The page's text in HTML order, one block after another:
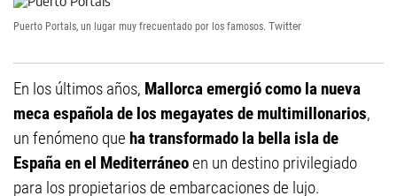
Puerto Portals, un lugar muy frecuentado por los famosos. Twitter
En los últimos años, Mallorca emergió como la nueva
meca española de los megayates de multimillonarios,
un fenómeno que ha transformado la bella isla de
España en el Mediterráneoen un destino privilegiado
para los propietarios de embarcaciones de lujo.